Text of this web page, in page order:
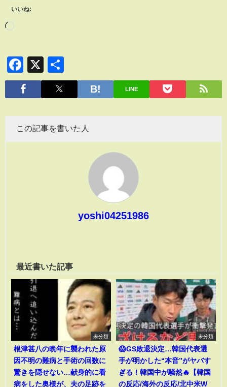
いいね:
Facebook
X
有
LINE
この記事を書いた人
yoshi04251986
最近書いた記事
未分類
根津甚八の晩年に襲われた原
因不明の難病と手術の回数に
驚きを隠せない…献身的に看
病をした奥様が、夫の足跡を
未分類
😱GS敗退決定…韓国代表選
手が明かした“本音”がヤバす
ぎる！韓国中が騒然🔥【韓国
の反応/海外の反応/北中米W